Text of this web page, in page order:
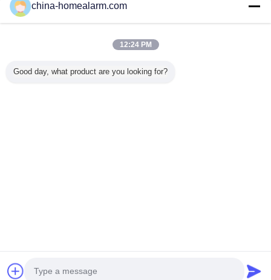
Trust Seal
Verified Suplier
ผลิตภัณฑ์ทั้งหมด
Developed by
china-homealarm.com
12:24 PM
Good day, what product are you looking for?